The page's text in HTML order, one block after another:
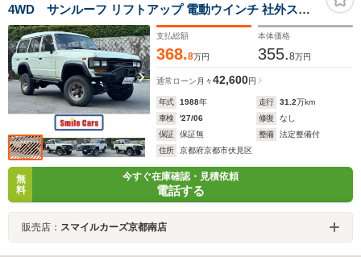
4WD サンルーフ リフトアップ 電動ウインチ 社外ステ
アリング 5速MT 4WD ディーゼル ターボ 背面タイヤ ヒッ
チメンバー
支払総額
368.8万円
本体価格
355.8万円
通常ローン 月々42,600円
年式 1988年 走行 31.2万km
車検
'27/06 修復
なし
保証
保証無 整備
法定整備付
住所
京都府京都市伏見区
無
料
今すぐ在庫確認・見積依頼
電話する
販売店： スマイルカーズ京都南店